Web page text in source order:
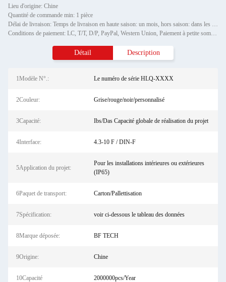
Lieu d'origine: Chine
Quantité de commande min: 1 pièce
Délai de livraison: Temps de livraison en haute saison: un mois, hors saison: dans les 15 jours ouvrables
Conditions de paiement: LC, T/T, D/P, PayPal, Western Union, Paiement à petite somme, Grammes d'argent
Détail Description
1Modèle N°.: Le numéro de série HLQ-XXXX
2Couleur: Grise/rouge/noir/personnalisé
3Capacité: Ibs/Das Capacité globale de réalisation du projet
4Interface: 4.3-10 F / DIN-F
5Application du projet:
Pour les installations intérieures ou extérieures
(IP65)
6Paquet de transport: Carton/Pallettisation
7Spécification: voir ci-dessous le tableau des données
8Marque déposée: BF TECH
9Origine: Chine
10Capacité
2000000pcs/Year